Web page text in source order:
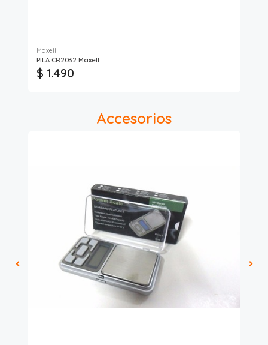
Maxell
PILA CR2032 Maxell
$ 1.490
Accesorios